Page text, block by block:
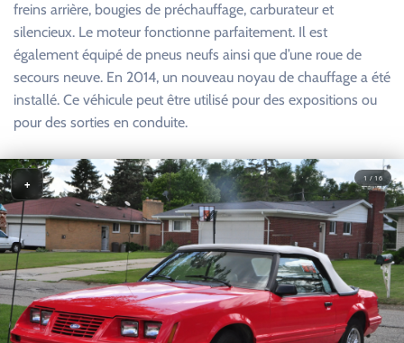
freins arrière, bougies de préchauffage, carburateur et
silencieux. Le moteur fonctionne parfaitement. Il est
également équipé de pneus neufs ainsi que d’une roue de
secours neuve. En 2014, un nouveau noyau de chauffage a été
installé. Ce véhicule peut être utilisé pour des expositions ou
pour des sorties en conduite.
1 / 16
+